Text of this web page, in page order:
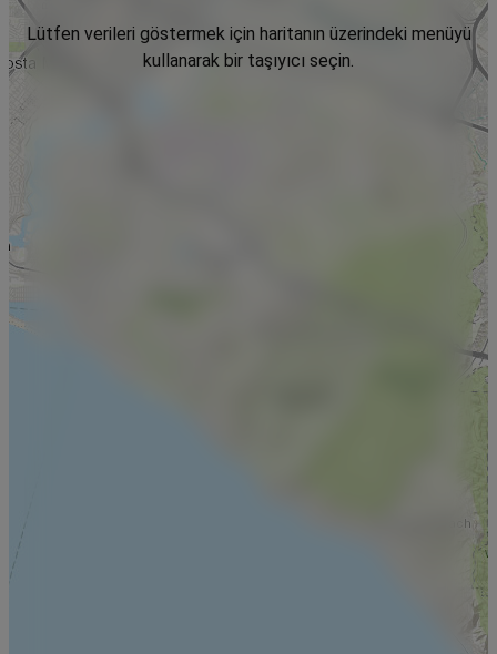
Lütfen verileri göstermek için haritanın üzerindeki menüyü
kullanarak bir taşıyıcı seçin.